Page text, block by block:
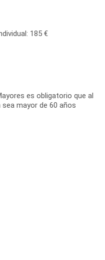
185 €
es obligatorio que al
mayor de 60 años